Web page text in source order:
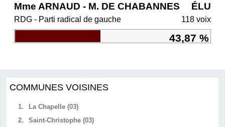
Mme ARNAUD - M. DE CHABANNES ÉLU
RDG - Parti radical de gauche 118 voix
43,87 %
COMMUNES VOISINES
1.
La Chapelle (03)
2.
Saint-Christophe (03)